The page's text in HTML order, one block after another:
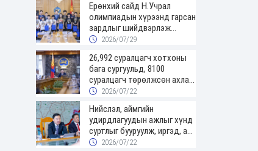
Ерөнхий сайд Н.Учрал
олимпиадын хүрээнд гарсан
зардлыг шийдвэрлэж
өгөхөөр болов
2026/07/29
26,992 суралцагч хотхоны
бага сургуульд, 8100
суралцагч төрөлжсөн ахлах
сургуульд суралцана
2026/07/22
Нийслэл, аймгийн
удирдлагуудын ажлыг хүнд
суртлыг бууруулж, иргэд, аж
ахуйн нэгжийн ачааг хэрхэн
2026/07/22